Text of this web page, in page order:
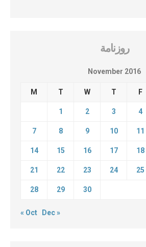
روزنامة
November 2016
M T W T F
1 2 3 4
7 8 9 10 11
14 15 16 17 18
21 22 23 24 25
28 29 30
« Oct Dec »